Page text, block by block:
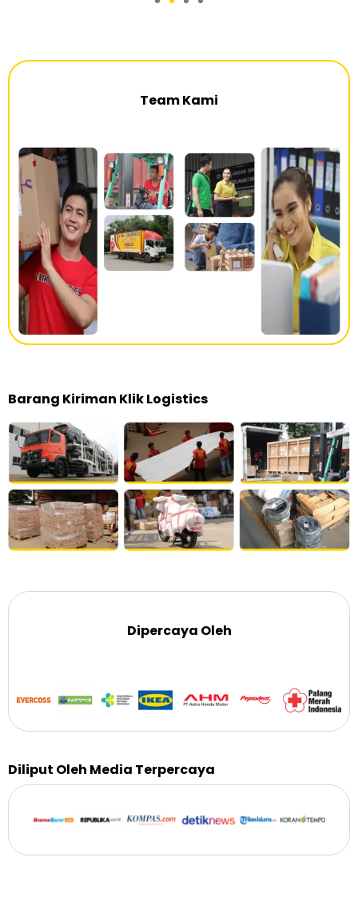
Team Kami
Barang Kiriman Klik Logistics
Dipercaya Oleh
Diliput Oleh Media Terpercaya